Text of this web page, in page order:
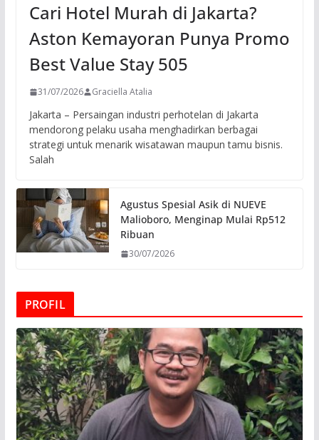
Cari Hotel Murah di Jakarta?
Aston Kemayoran Punya Promo
Best Value Stay 505
31/07/2026 Graciella Atalia
Jakarta – Persaingan industri perhotelan di Jakarta
mendorong pelaku usaha menghadirkan berbagai
strategi untuk menarik wisatawan maupun tamu bisnis.
Salah
Agustus Spesial Asik di NUEVE
Malioboro, Menginap Mulai Rp512
Ribuan
30/07/2026
PROFIL